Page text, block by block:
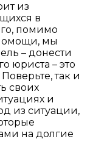
из
в
помимо
мы
– донести
юриста – это
так и
своих
и
из ситуации,
на долгие